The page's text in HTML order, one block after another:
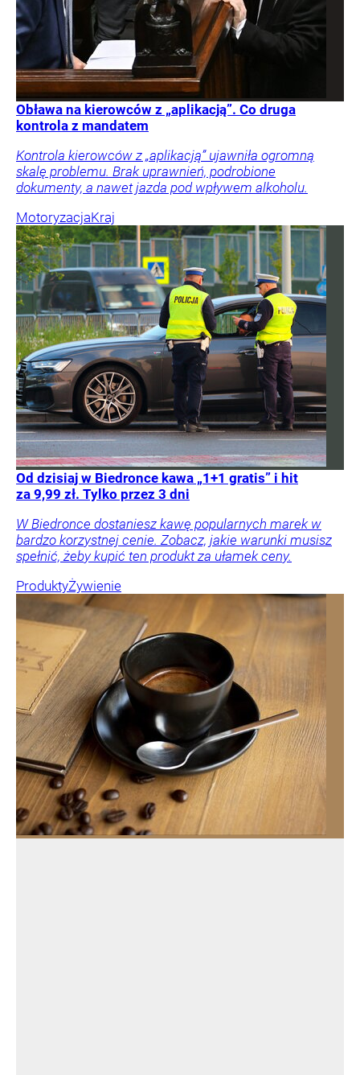
Obława na kierowców z „aplikacją”. Co druga
kontrola z mandatem
Kontrola kierowców z „aplikacją” ujawniła ogromną
skalę problemu. Brak uprawnień, podrobione
dokumenty, a nawet jazda pod wpływem alkoholu.
MotoryzacjaKraj
Od dzisiaj w Biedronce kawa „1+1 gratis” i hit
za 9,99 zł. Tylko przez 3 dni
W Biedronce dostaniesz kawę popularnych marek w
bardzo korzystnej cenie. Zobacz, jakie warunki musisz
spełnić, żeby kupić ten produkt za ułamek ceny.
ProduktyŻywienie